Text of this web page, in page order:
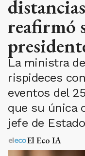
reafirmó
La ministra
rispideces
eventos del
que su única
jefe de
El Eco IA